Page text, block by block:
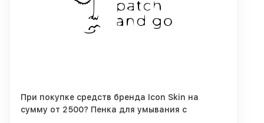
При покупке средств бренда Icon Skin на
сумму от 2500? Пенка для умывания с